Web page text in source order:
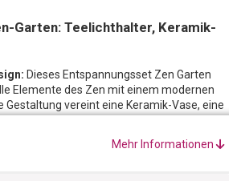
Garten: Teelichthalter, Keramik-
Dieses Entspannungsset Zen Garten
Elemente des Zen mit einem modernen
Gestaltung vereint eine Keramik-Vase, eine
und schafft eine beruhigende Atmosphäre in
Mehr Informationen